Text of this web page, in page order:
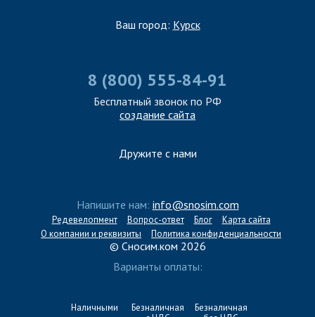
Ваш город: Курск
8 (800) 555-84-91
Бесплатный звонок по РФ
создание сайта
Дружите с нами
Напишите нам: info@snosim.com
Редевелопмент Вопрос-ответ Блог
Карта сайта
О компании и реквизиты
Политика конфиденциальности
© Сносим.ком 2026
Варианты оплаты:
Наличными
Безналичная
Безналичная